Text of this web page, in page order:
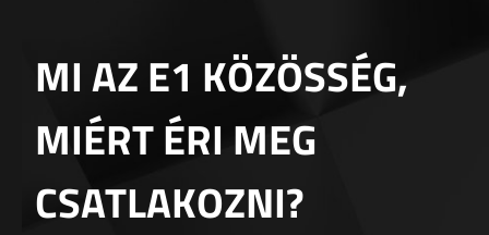
MI AZ E1 KÖZÖSSÉG,
MIÉRT ÉRI MEG
CSATLAKOZNI?